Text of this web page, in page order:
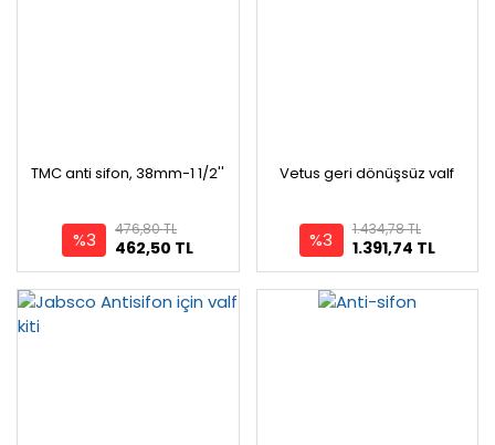
TMC anti sifon, 38mm-1 1/2''
%3 462,50 TL
476,80 TL
Vetus geri dönüşsüz valf
%3 1.391,74 TL
1.434,78 TL